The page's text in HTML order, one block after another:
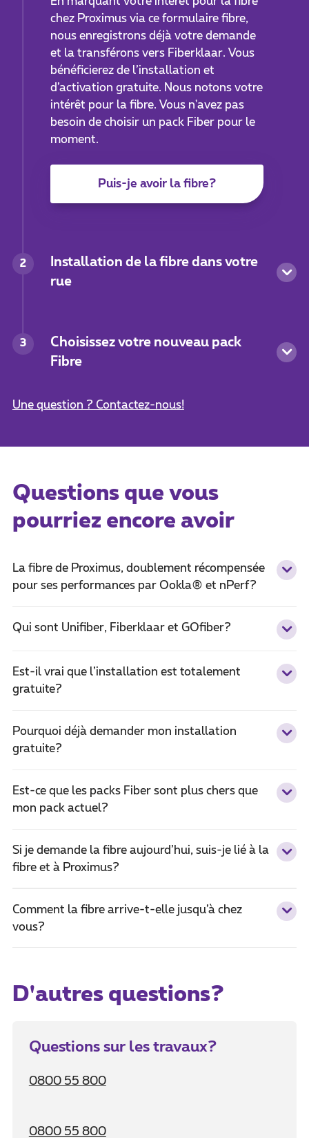
chez Proximus via ce formulaire fibre,
nous enregistrons déjà votre demande
et la transférons vers Fiberklaar. Vous
bénéficierez de l’installation et
d’activation gratuite. Nous notons votre
intérêt pour la fibre. Vous n'avez pas
besoin de choisir un pack Fiber pour le
moment.
Puis-je avoir la fibre?
2
Installation de la fibre dans votre
rue
3
Choisissez votre nouveau pack
Fibre
Une question ? Contactez-nous!
Questions que vous
pourriez encore avoir
La fibre de Proximus, doublement récompensée
pour ses performances par Ookla® et nPerf?
Qui sont Unifiber, Fiberklaar et GOfiber?
Est-il vrai que l’installation est totalement
gratuite?
Pourquoi déjà demander mon installation
gratuite?
Est-ce que les packs Fiber sont plus chers que
mon pack actuel?
Si je demande la fibre aujourd’hui, suis-je lié à la
fibre et à Proximus?
Comment la fibre arrive-t-elle jusqu’à chez
vous?
D'autres questions?
Questions sur les travaux?
0800 55 800
0800 55 800